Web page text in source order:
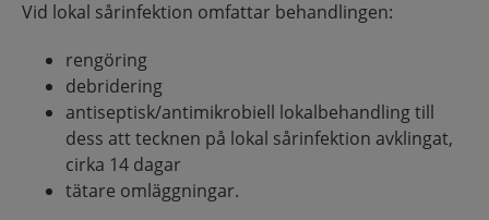
Vid lokal sårinfektion omfattar behandlingen:
rengöring
debridering
antiseptisk/antimikrobiell lokalbehandling till
dess att tecknen på lokal sårinfektion avklingat,
cirka 14 dagar
tätare omläggningar.